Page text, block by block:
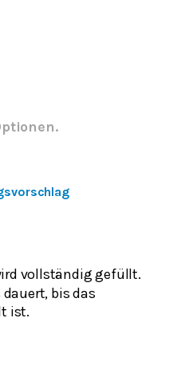
vollständig gefüllt.
bis das
ist.